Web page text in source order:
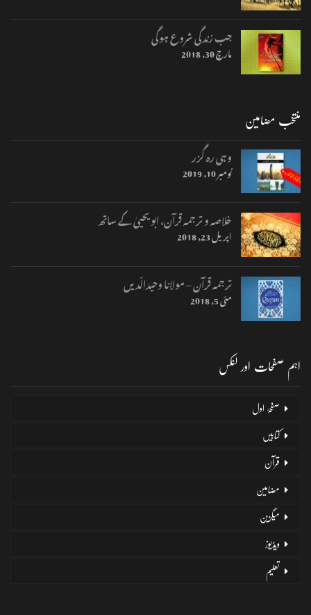
جب زندگی شروع ہوگی
مارچ 30, 2018
منتخب مضامین
وہی رہ گزر
نومبر 10, 2019
خلاصہ و ترجمہ قرآن، ابو یحییٰ کے ساتھ
اپریل 23, 2018
ترجمہ قرآن – مولانا وحیدالّدیں
مئی 5, 2018
اہم صفحات اور لنکس
صفحۂ اول
کتابیں
قرآن
مضامین
میگزین
ویڈیوز
تعلیم